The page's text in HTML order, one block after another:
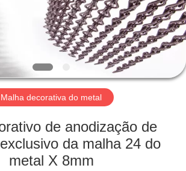
Malha decorativa do metal
de anodização de
da malha 24 do
metal X 8mm